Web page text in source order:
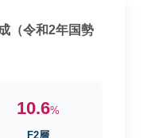
（令和2年国勢
10.6%
F2層